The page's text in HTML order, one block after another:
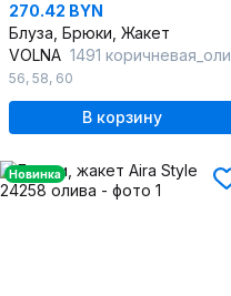
270.42 BYN
Блуза, Брюки, Жакет
VOLNA 1491 коричневая_олива
56, 58, 60
В корзину
Новинка